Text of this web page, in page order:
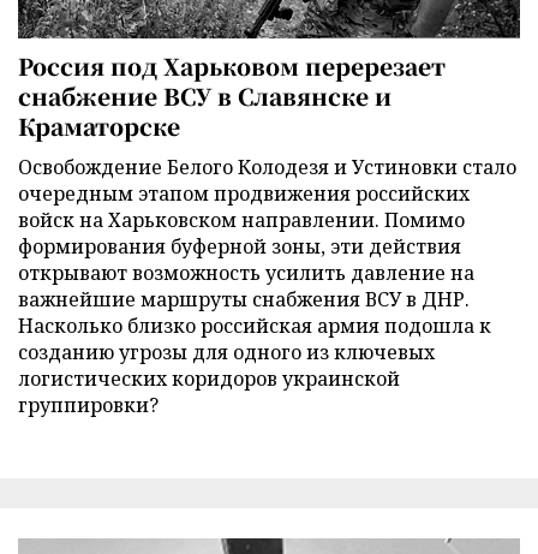
Россия под Харьковом перерезает
снабжение ВСУ в Славянске и
Краматорске
Освобождение Белого Колодезя и Устиновки стало
очередным этапом продвижения российских
войск на Харьковском направлении. Помимо
формирования буферной зоны, эти действия
открывают возможность усилить давление на
важнейшие маршруты снабжения ВСУ в ДНР.
Насколько близко российская армия подошла к
созданию угрозы для одного из ключевых
логистических коридоров украинской
группировки?